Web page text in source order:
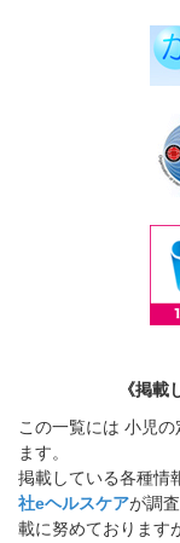
《掲載
この一覧には 小児
ます。
掲載している各種情
社eヘルスケアが調
載に努めております